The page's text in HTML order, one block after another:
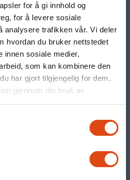
for å gi innhold og
for å levere sosiale
analysere trafikken vår. Vi deler
hvordan du bruker nettstedet
innen sosiale medier,
som kan kombinere den
har gjort tilgjengelig for dem,
gjennom din bruk av
i YS